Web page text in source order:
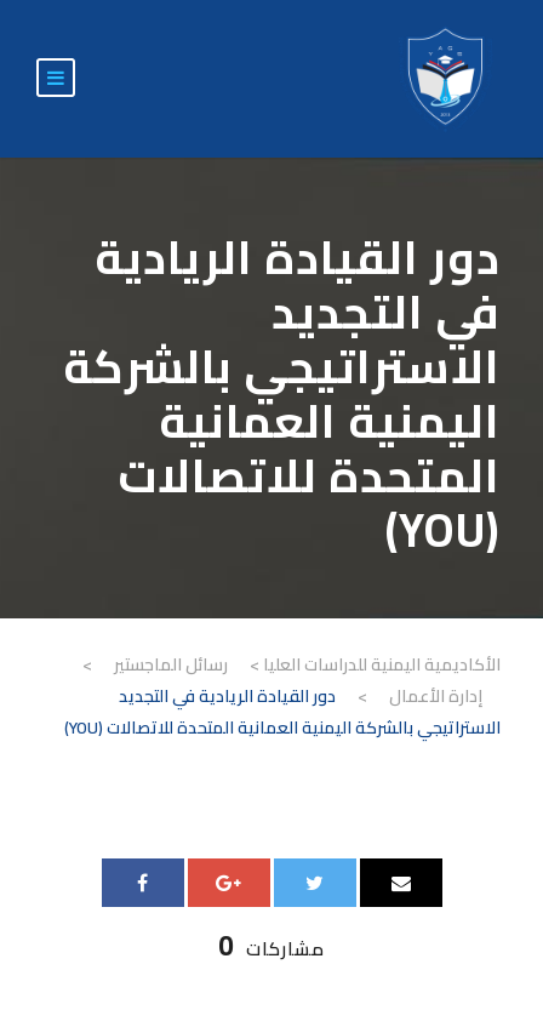
دور القيادة الريادية
في التجديد
الاستراتيجي بالشركة
اليمنية العمانية
المتحدة للاتصالات
(YOU)
الأكاديمية اليمنية للدراسات العليا > رسائل الماجستير
>
إدارة الأعمال
>
دور القيادة الريادية في التجديد
الاستراتيجي بالشركة اليمنية العمانية المتحدة للاتصالات (YOU)
0 مشاركات